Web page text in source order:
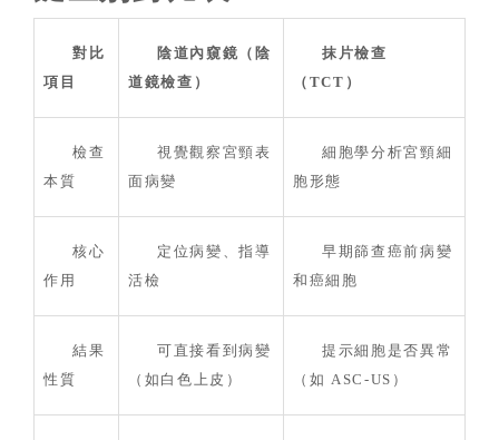
對比
項目
陰道內窺鏡（陰
道鏡檢查）
抹片檢查
（TCT）
檢查
本質
視覺觀察宮頸表
面病變
細胞學分析宮頸細
胞形態
核心
作用
定位病變、指導
活檢
早期篩查癌前病變
和癌細胞
結果
性質
可直接看到病變
（如白色上皮）
提示細胞是否異常
（如 ASC-US）